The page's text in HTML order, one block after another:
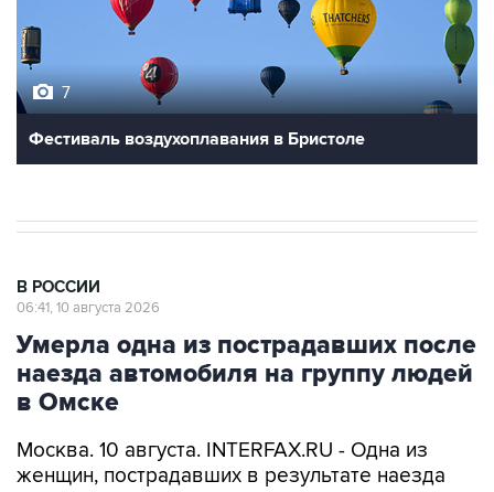
7
Фестиваль воздухоплавания в Бристоле
В РОССИИ
06:41, 10 августа 2026
Умерла одна из пострадавших после
наезда автомобиля на группу людей
в Омске
Москва. 10 августа. INTERFAX.RU - Одна из
женщин, пострадавших в результате наезда